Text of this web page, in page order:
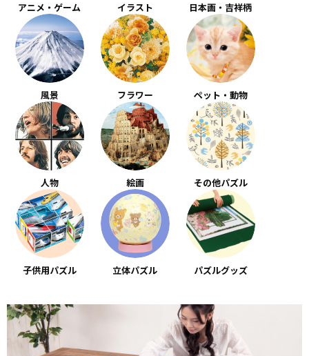
アニメ・ゲーム イラスト 日本画・吉祥柄
風景 フラワー ペット・動物
人物 絵画 その他パズル
子供用パズル 立体パズル パズルグッズ